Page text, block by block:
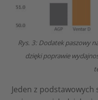
Rys. 3: Dodatek paszowy
dzięki poprawie
Jeden z podstawowych